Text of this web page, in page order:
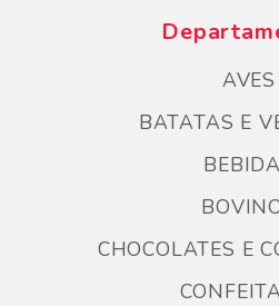
AVES
BATATAS E
CHOCOLATES E